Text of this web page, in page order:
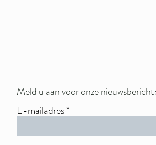
Meld u aan voor onze
E-mailadres